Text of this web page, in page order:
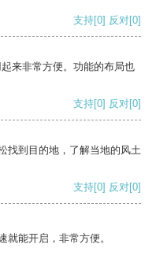
支持[0] 反对[0]
来非常方便。功能的布局也
支持[0] 反对[0]
找到目的地，了解当地的风土
支持[0] 反对[0]
就能开启，非常方便。